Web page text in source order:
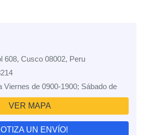
608, Cusco 08002, Peru
Viernes de 0900-1900; Sábado de
VER MAPA
UN ENVÍO!